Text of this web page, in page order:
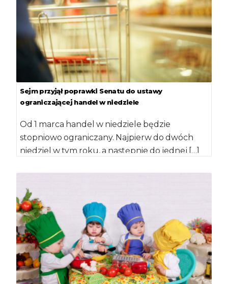
Sejm przyjął poprawki Senatu do ustawy
ograniczającej handel w niedziele
Od 1 marca handel w niedziele będzie
stopniowo ograniczany. Najpierw do dwóch
niedziel w tym roku, a następnie do jednej […]